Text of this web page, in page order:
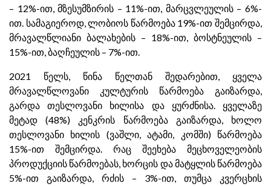
– 12%-ით, მზესუმზირის – 11%-ით, მარცვლეულის – 6%-
ით. სამაგიეროდ, ლობიოს წარმოება 19%-ით შემცირდა,
მრავალწლიანი ბალახების – 18%-ით, ბოსტნეულის –
15%-ით, ბაღჩეულის – 7%-ით.
2021 წელს, წინა წელთან შედარებით, ყველა
მრავალწლოვანი კულტურის წარმოება გაიზარდა,
გარდა თესლოვანი ხილისა და ყურძნისა. ყველაზე
მეტად (48%) კენკრის წარმოება გაიზარდა, ხოლო
თესლოვანი ხილის (ვაშლი, ატამი, კომში) წარმოება
15%-ით შემცირდა. რაც შეეხება მეცხოველეობის
პროდუქციის წარმოებას, ხორცის და მატყლის წარმოება
5%-ით გაიზარდა, რძის – 3%-ით, თუმცა კვერცხის